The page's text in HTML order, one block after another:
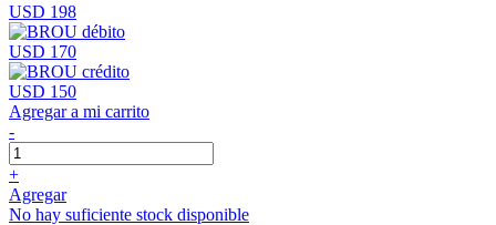
USD 198
USD 170
USD 150
Agregar a mi carrito
-
+
Agregar
No hay suficiente stock disponible